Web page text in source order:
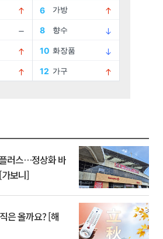
러스…정상화 바
가보니]
은 올까요? [해